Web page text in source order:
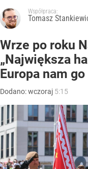
Współpraca:
Tomasz
Wrze po roku
„Największa
Europa nam
Dodano:wczoraj 5:15